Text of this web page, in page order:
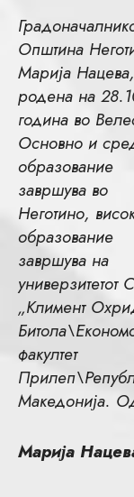
Општина
Марија
родена на
година во
Основно и
образование
завршува во
Неготино,
образование
завршува на
универзитетот
„Климент
факултет
Македонија.
Марија